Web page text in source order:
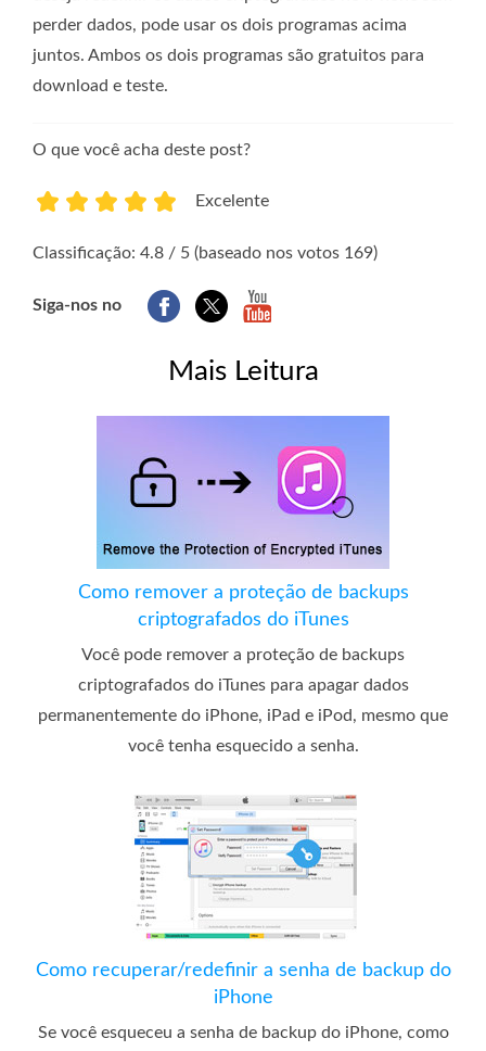
perder dados, pode usar os dois programas acima
juntos. Ambos os dois programas são gratuitos para
download e teste.
O que você acha deste post?
Excelente
Classificação: 4.8 / 5 (baseado nos votos 169)
Siga-nos no
Mais Leitura
Como remover a proteção de backups
criptografados do iTunes
Você pode remover a proteção de backups
criptografados do iTunes para apagar dados
permanentemente do iPhone, iPad e iPod, mesmo que
você tenha esquecido a senha.
Como recuperar/redefinir a senha de backup do
iPhone
Se você esqueceu a senha de backup do iPhone, como